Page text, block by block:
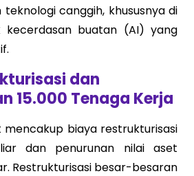
canggih, khususnya di
kecerdasan buatan (AI) yang
dan
15.000 Tenaga Kerja
mencakup biaya restrukturisasi
dan penurunan nilai aset
Restrukturisasi besar-besaran